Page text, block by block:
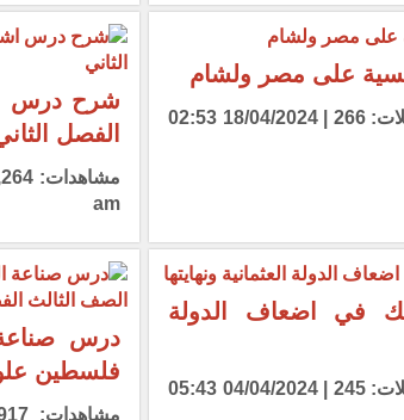
على مصر ولشام
مشاهدات: 2,764 | تحميلات: 266 | 18/04/2024 02:53
شرح درس
الفصل
am
في اضعاف الدولة
مشاهدات: 2,969 | تحميلات: 245 | 04/04/2024 05:43
درس
فلسطين